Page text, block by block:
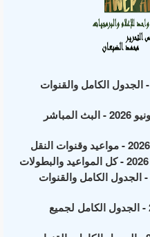
مباريات الغد الجمعة 12 يونيو 2026 - الجدول الكامل والقنوات
مواعيد مباريات اليوم الخميس 11 يونيو 2026 - البث المباشر
مباريات الغد الأربعاء 15 أبريل 2026 - الجدول الكامل والقنوات
مباريات اليوم الثلاثاء 14 أبريل 2026 - الجدول الكامل لجميع